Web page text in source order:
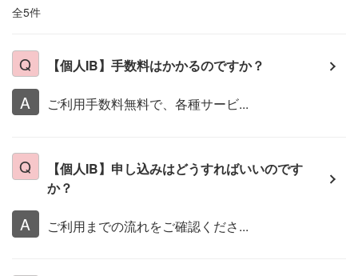
全5件
【個人IB】手数料はかかるのですか？
ご利用手数料無料で、各種サービ...
【個人IB】申し込みはどうすればいいのです
か？
ご利用までの流れをご確認くださ...